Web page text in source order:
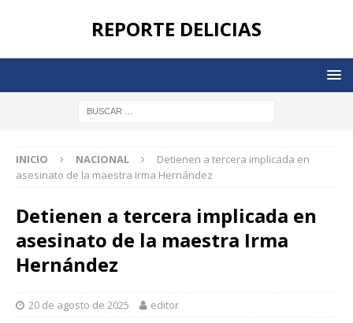
REPORTE DELICIAS
INICIO NACIONAL
Detienen a tercera implicada en
asesinato de la maestra Irma Hernández
Detienen a tercera implicada en
asesinato de la maestra Irma
Hernández
20 de agosto de 2025 editor